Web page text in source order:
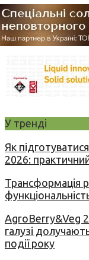
У тренді
Як
2026:
Трансформація
AgroBerry&Veg
галузі
події року